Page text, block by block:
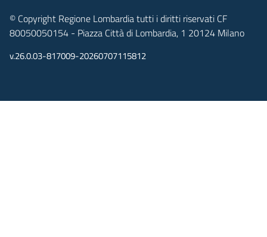
© Copyright Regione Lombardia tutti i diritti riservati CF
80050050154 - Piazza Città di Lombardia, 1 20124 Milano
v.26.0.03-817009-20260707115812